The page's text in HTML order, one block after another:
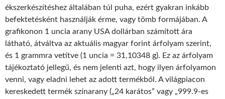
ékszerkészítéshez általában túl puha, ezért gyakran inkább
befektetésként használják érme, vagy tömb formájában. A
grafikonon 1 uncia arany USA dollárban számított ára
látható, átváltva az aktuális magyar forint árfolyam szerint,
és 1 grammra vetítve (1 uncia = 31,10348 g). Ez az árfolyam
tájékoztató jellegű, és nem jelenti azt, hogy ilyen árfolyamon
venni, vagy eladni lehet az adott termékből. A világpiacon
kereskedett termék színarany („24 karátos” vagy „999.9-es